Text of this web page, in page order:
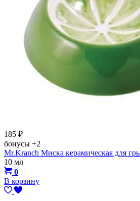
185 ₽
бонусы +2
Mr.Kranch Миска керамическая для
10 мл
0
В корзину